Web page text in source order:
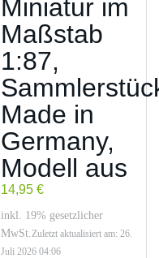
Miniatur im
Maßstab
1:87,
Made in
Germany,
Modell aus
14,95 €
inkl. 19% gesetzlicher
MwSt.Zuletzt aktualisiert am: 26.
Juli 2026 04:06